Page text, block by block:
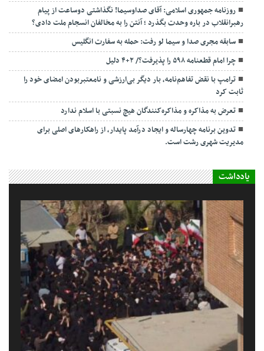
روزنامه جمهوری اسلامی: آقای صداوسیما! نگذاشتی دوساعت از پیام
رهبرانقلاب در باره وحدت بگذرد ؛ آنتن را به مخالفان انسجام ملت دادی؟
سابقه مجری صدا و سیما لو رفت: حمله به سفارت انگلیس
چرا امام قطعنامه ۵۹۸ را پذیرفت؟/ ۲+۴ دلیل
ترامپ با نقض تفاهم‌نامه، بار دیگر بی‌ارزشی و نامعتبربودن امضای خود را
ثابت کرد
تعرض به مذاکره و مذاکره‌کنندگان هیچ نسبتی با اسلام ندارد
تدوین برنامه چهارساله و ایجاد درآمد پایدار، از راهکارهای اصلی برای
مدیریت شهری رشت است.
یادداشت